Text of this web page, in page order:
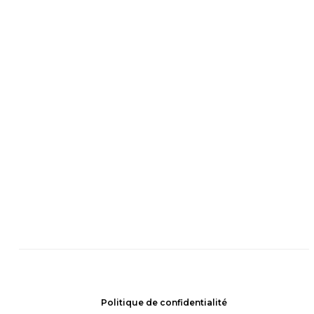
Politique de confidentialité